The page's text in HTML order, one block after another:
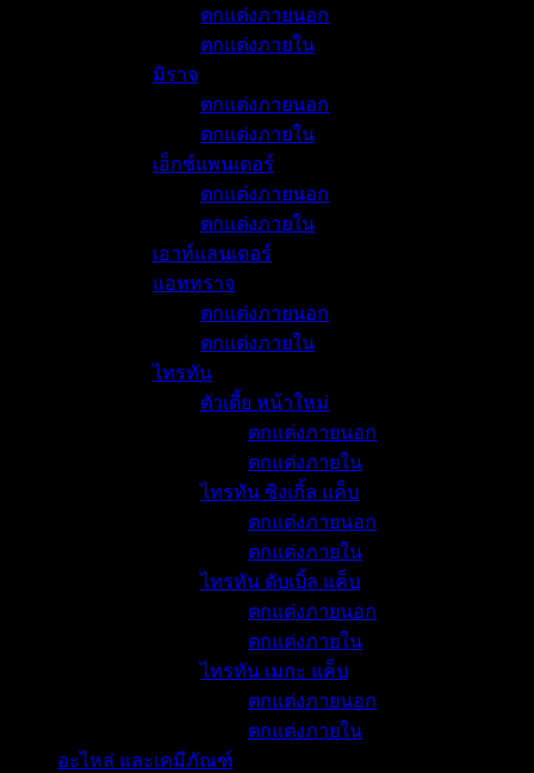
ตกแต่งภายนอก
ตกแต่งภายใน
มิราจ
ตกแต่งภายนอก
ตกแต่งภายใน
เอ็กซ์แพนเดอร์
ตกแต่งภายนอก
ตกแต่งภายใน
เอาท์แลนเดอร์
แอททราจ
ตกแต่งภายนอก
ตกแต่งภายใน
ไทรทัน
ตัวเตี้ย หน้าใหม่
ตกแต่งภายนอก
ตกแต่งภายใน
ไทรทัน ซิงเกิ้ล แค็บ
ตกแต่งภายนอก
ตกแต่งภายใน
ไทรทัน ดับเบิ้ล แค็บ
ตกแต่งภายนอก
ตกแต่งภายใน
ไทรทัน เมกะ แค็บ
ตกแต่งภายนอก
ตกแต่งภายใน
อะไหล่ และเคมีภัณฑ์